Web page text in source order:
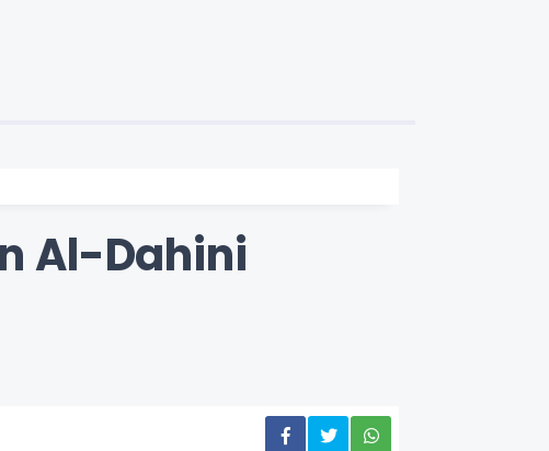
Al-Dahini